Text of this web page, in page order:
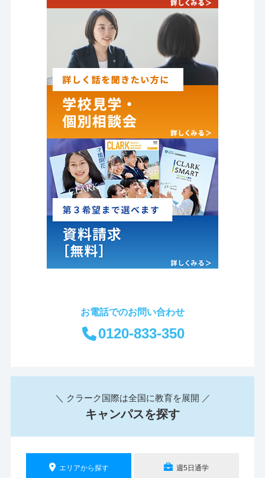
お電話でのお問い合わせ
0120-833-350
＼ クラーク国際は全国に教育を展開 ／
キャンパスを探す
エリアから探す 週5日通学